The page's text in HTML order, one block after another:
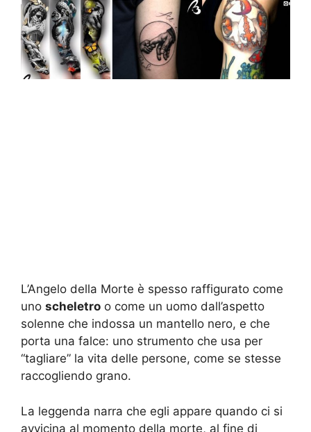
L’Angelo della Morte è spesso raffigurato come
uno scheletro o come un uomo dall’aspetto
solenne che indossa un mantello nero, e che
porta una falce: uno strumento che usa per
“tagliare” la vita delle persone, come se stesse
raccogliendo grano.
La leggenda narra che egli appare quando ci si
avvicina al momento della morte, al fine di